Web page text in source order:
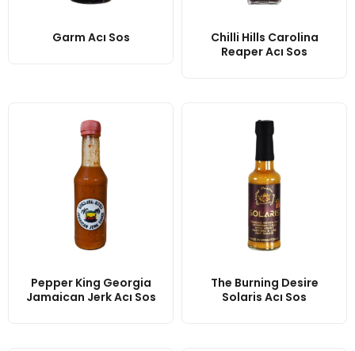
Garm Acı Sos
Chilli Hills Carolina
Reaper Acı Sos
Pepper King Georgia
Jamaican Jerk Acı Sos
The Burning Desire
Solaris Acı Sos